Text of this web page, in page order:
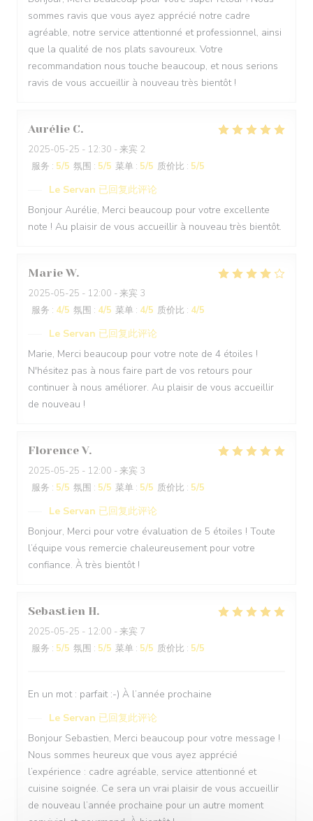
sommes ravis que vous ayez apprécié notre cadre
agréable, notre service attentionné et professionnel, ainsi
que la qualité de nos plats savoureux. Votre
recommandation nous touche beaucoup, et nous serions
ravis de vous accueillir à nouveau très bientôt !
Aurélie C
2025-05-25 - 12:30 - 来宾 2
服务 : 5/5 氛围 : 5/5 菜单 : 5/5 质价比 : 5/5
Le Servan 已回复此评论
Bonjour Aurélie, Merci beaucoup pour votre excellente
note ! Au plaisir de vous accueillir à nouveau très bientôt.
Marie W
2025-05-25 - 12:00 - 来宾 3
服务 : 4/5 氛围 : 4/5 菜单 : 4/5 质价比 : 4/5
Le Servan 已回复此评论
Marie, Merci beaucoup pour votre note de 4 étoiles !
N'hésitez pas à nous faire part de vos retours pour
continuer à nous améliorer. Au plaisir de vous accueillir
de nouveau !
Florence V
2025-05-25 - 12:00 - 来宾 3
服务 : 5/5 氛围 : 5/5 菜单 : 5/5 质价比 : 5/5
Le Servan 已回复此评论
Bonjour, Merci pour votre évaluation de 5 étoiles ! Toute
l’équipe vous remercie chaleureusement pour votre
confiance. À très bientôt !
Sebastien H
2025-05-25 - 12:00 - 来宾 7
服务 : 5/5 氛围 : 5/5 菜单 : 5/5 质价比 : 5/5
En un mot : parfait :-) À l’année prochaine
Le Servan 已回复此评论
Bonjour Sebastien, Merci beaucoup pour votre message !
Nous sommes heureux que vous ayez apprécié
l’expérience : cadre agréable, service attentionné et
cuisine soignée. Ce sera un vrai plaisir de vous accueillir
de nouveau l’année prochaine pour un autre moment